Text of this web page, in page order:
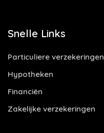
Snelle Links
Particuliere verzekeringen
Hypotheken
Financiën
Zakelijke verzekeringen